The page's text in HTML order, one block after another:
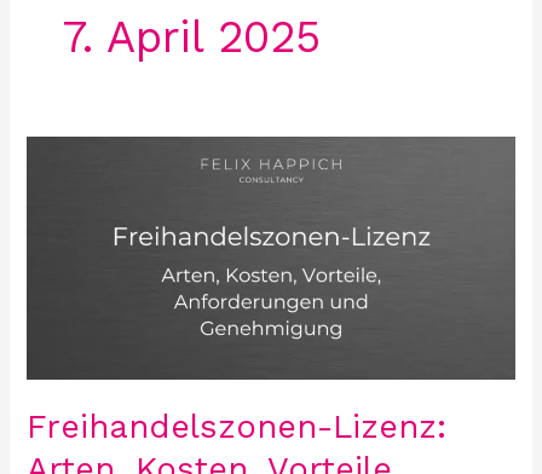
7. April 2025
Freihandelszonen-Lizenz: